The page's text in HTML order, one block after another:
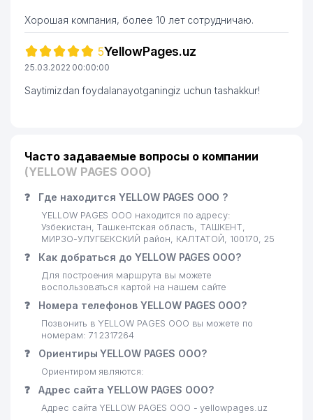
26 ДЕТСКИЙ САД №345 246 м
27 CHEMICAL BUSINESS ООО
28 ELEKTROTEXNOLOGIYA ООО
29 POLYTONER ЧП
31 WELL WOOD INC ООО
32
RENAISSANCE DU DROIT
287 м
33 KANSMIR GROUP ООО 292 м
QORABULOQ SERVIS LYUKS
ТЧСЖ
35
AGESSA TECHNOLOGIE
295 м
36
GO'ZAL KOMMUNAL SERVIS
ТЧСЖ
37
ООО
Хорошая компания, более 10 лет сотрудничаю.
5YellowPages.uz
25.03.2022 00:00:00
Saytimizdan foydalanayotganingiz uchun tashakkur!
Часто задаваемые вопросы о компании
(YELLOW PAGES ООО)
❓ Где находится YELLOW PAGES ООО ?
YELLOW PAGES ООО находится по адресу:
Узбекистан, Ташкентская область, ТАШКЕНТ,
МИРЗО-УЛУГБЕКСКИЙ район, КАЛТАТОЙ, 100170, 25
❓ Как добраться до YELLOW PAGES ООО?
Для построения маршрута вы можете
воспользоваться картой на нашем сайте
❓ Номера телефонов YELLOW PAGES ООО?
Позвонить в YELLOW PAGES ООО вы можете по
номерам: 71 2317264
❓ Ориентиры YELLOW PAGES ООО?
Ориентиром являются:
❓ Адрес сайта YELLOW PAGES ООО?
Адрес сайта YELLOW PAGES ООО - yellowpages.uz